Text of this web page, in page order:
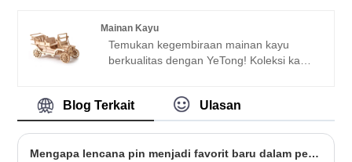
warna-warna cerah, desain rumit, dan
lapisan perekat segel panas untuk
memudahkan pengaplikasian. Dari huruf
A hingga Z, angka 0-9, hingga bintang,
menawarkan kemungkinan penyesuaian
dan personalisasi tanpa batas.
Mainan Kayu
Temukan kegembiraan mainan kayu
berkualitas dengan YeTong! Koleksi kami
dan kereta uap menawan, memberikan
permainan edukatif dan imajinatif selama
Blog Terkait Ulasan
Mengapa lencana pin menjadi favorit baru dalam pencocokan mode?